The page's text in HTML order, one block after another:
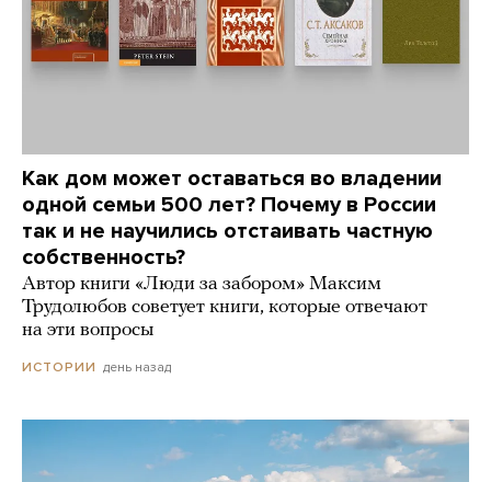
Как дом может оставаться во владении
одной семьи 500 лет? Почему в России
так и не научились отстаивать частную
собственность?
Автор книги «Люди за забором» Максим
Трудолюбов советует книги, которые отвечают
на эти вопросы
ИСТОРИИ день назад